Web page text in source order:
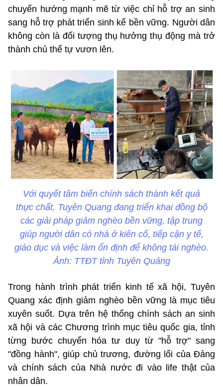
chuyển hướng mạnh mẽ từ việc chỉ hỗ trợ an sinh
sang hỗ trợ phát triển sinh kế bền vững. Người dân
không còn là đối tượng thụ hưởng thụ động mà trở
thành chủ thể tự vươn lên.
Với quyết tâm biến chính sách thành kết quả
thực chất, Tuyên Quang đang triển khai đồng bộ
các giải pháp giảm nghèo bền vững, tập trung
giúp người dân có nhà ở kiên cố, tiếp cận y tế,
giáo dục và việc làm ổn định để không tái nghèo.
Ảnh: TTĐT tỉnh Tuyên Quảng
Trong hành trình phát triển kinh tế xã hội, Tuyên
Quang xác định giảm nghèo bền vững là mục tiêu
xuyên suốt. Dựa trên hệ thống chính sách an sinh
xã hội và các Chương trình mục tiêu quốc gia, tỉnh
từng bước chuyển hóa tư duy từ "hỗ trợ" sang
"đồng hành", giúp chủ trương, đường lối của Đảng
và chính sách của Nhà nước đi vào life thật của
nhân dân.